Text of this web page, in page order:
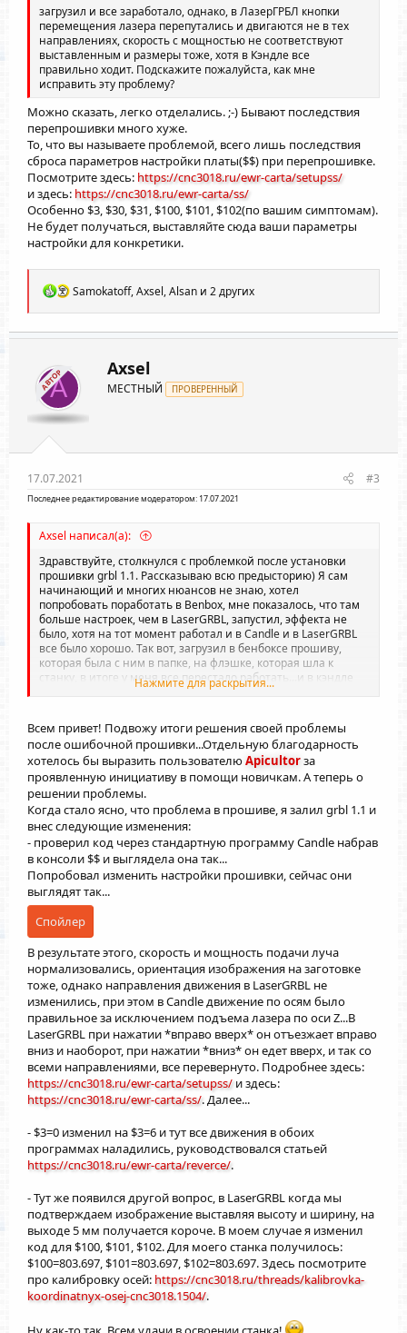
загрузил и все заработало, однако, в ЛазерГРБЛ кнопки
перемещения лазера перепутались и двигаются не в тех
направлениях, скорость с мощностью не соответствуют
выставленным и размеры тоже, хотя в Кэндле все
правильно ходит. Подскажите пожалуйста, как мне
исправить эту проблему?
Можно сказать, легко отделались. ;-) Бывают последствия
перепрошивки много хуже.
То, что вы называете проблемой, всего лишь последствия
сброса параметров настройки платы($$) при перепрошивке.
Посмотрите здесь: https://cnc3018.ru/ewr-carta/setupss/
и здесь: https://cnc3018.ru/ewr-carta/ss/
Особенно $3, $30, $31, $100, $101, $102(по вашим симптомам).
Не будет получаться, выставляйте сюда ваши параметры
настройки для конкретики.
Р
а
к
и
Samokatoff,Axsel,Alsan и 2 других
АВТОР
A
Axsel
МЕСТНЫЙ ПРОВЕРЕННЫЙ
17.07.2021 #3
Последнее редактирование модератором: 17.07.2021
Axsel написал(а):
Здравствуйте, столкнулся с проблемкой после установки
прошивки grbl 1.1. Рассказываю всю предысторию) Я сам
начинающий и многих нюансов не знаю, хотел
попробовать поработать в Benbox, мне показалось, что там
больше настроек, чем в LaserGRBL, запустил, эффекта не
было, хотя на тот момент работал и в Candle и в LaserGRBL
все было хорошо. Так вот, загрузил в бенбоксе прошиву,
которая была с ним в папке, на флэшке, которая шла к
станку, в итоге у меня все перестало работать...и в кэндле
писало *порт открыт*, нашел прошиву в папке с ЛазерГРБЛ,
перемещения лазера перепутались и двигаются не в тех
направлениях, скорость с мощностью не соответствуют
выставленным и размеры тоже, хотя в Кэндле все
правильно ходит. Подскажите пожалуйста, как мне
исправить эту проблему? Заранее спасибо!
Нажмите для раскрытия...
Всем привет! Подвожу итоги решения своей проблемы
после ошибочной прошивки...Отдельную благодарность
хотелось бы выразить пользователюApicultorза
проявленную инициативу в помощи новичкам. А теперь о
решении проблемы.
Когда стало ясно, что проблема в прошиве, я залил grbl 1.1 и
внес следующие изменения:
- проверил код через стандартную программу Candle набрав
в консоли $$ и выглядела она так...
Попробовал изменить настройки прошивки, сейчас они
выглядят так...
Спойлер
В результате этого, скорость и мощность подачи луча
нормализовались, ориентация изображения на заготовке
тоже, однако направления движения в LaserGRBL не
изменились, при этом в Candle движение по осям было
правильное за исключением подъема лазера по оси Z...В
LaserGRBL при нажатии *вправо вверх* он отъезжает вправо
вниз и наоборот, при нажатии *вниз* он едет вверх, и так со
всеми направлениями, все перевернуто. Подробнее здесь:
https://cnc3018.ru/ewr-carta/setupss/ и здесь:
https://cnc3018.ru/ewr-carta/ss/. Далее...
- $3=0 изменил на $3=6 и тут все движения в обоих
программах наладились, руководствовался статьей
https://cnc3018.ru/ewr-carta/reverce/.
- Тут же появился другой вопрос, в LaserGRBL когда мы
подтверждаем изображение выставляя высоту и ширину, на
выходе 5 мм получается короче. В моем случае я изменил
код для $100, $101, $102. Для моего станка получилось:
$100=803.697, $101=803.697, $102=803.697. Здесь посмотрите
про калибровку осей: https://cnc3018.ru/threads/kalibrovka-
koordinatnyx-osej-cnc3018.1504/.